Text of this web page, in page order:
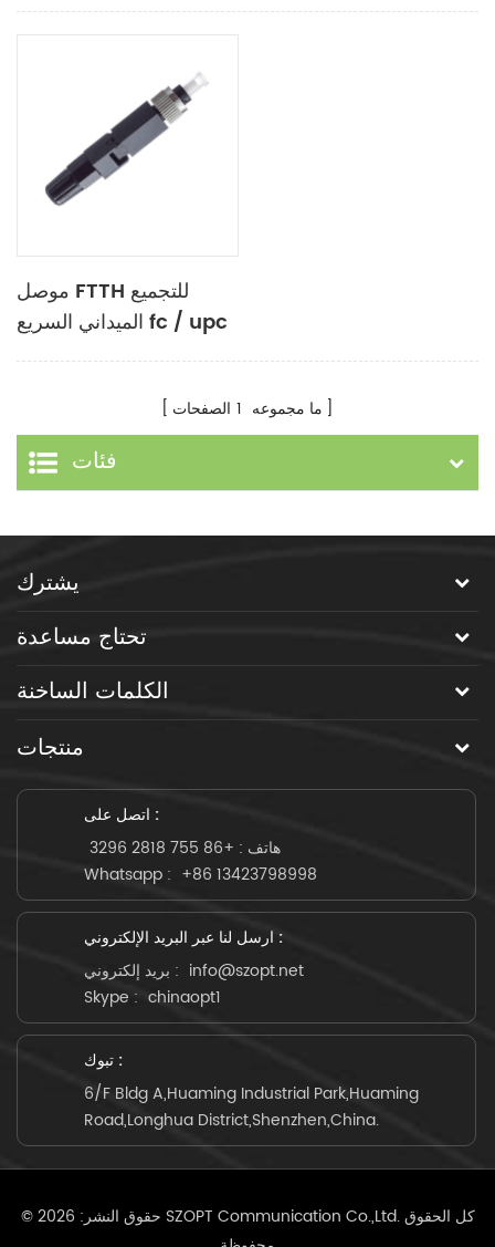
موصل FTTH للتجميع
الميداني السريع fc / upc
ما مجموعه 1 الصفحات
فئات
يشترك
تحتاج مساعدة
الكلمات الساخنة
منتجات
اتصل على :
هاتف : +86 755 2818 3296
Whatsapp : +86 13423798998
ارسل لنا عبر البريد الإلكتروني :
بريد إلكتروني : info@szopt.net
Skype : chinaopt1
تبوك :
6/F Bldg A,Huaming Industrial Park,Huaming
Road,Longhua District,Shenzhen,China.
© حقوق النشر: 2026 SZOPT Communication Co.,Ltd. كل الحقوق